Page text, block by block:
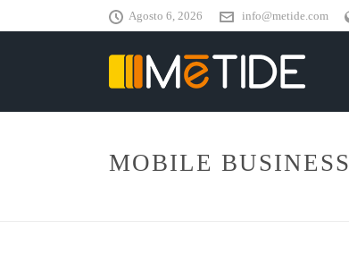
Agosto 6, 2026 info@metide.com
MOBILE BUSINESS